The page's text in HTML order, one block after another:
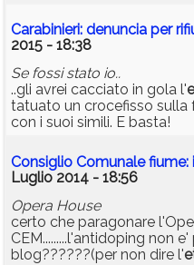
Carabinieri: denuncia per
2015 - 18:38
Se fossi stato io..
..gli avrei cacciato in gola l'
tatuato un crocefisso sulla
con i suoi simili. E basta!
Consiglio Comunale
Luglio 2014 - 18:56
Opera House
certo che paragonare
CEM.........l'antidoping non
blog??????(per non dire l'